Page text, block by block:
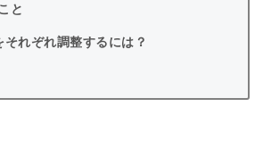
と
それぞれ調整するには？